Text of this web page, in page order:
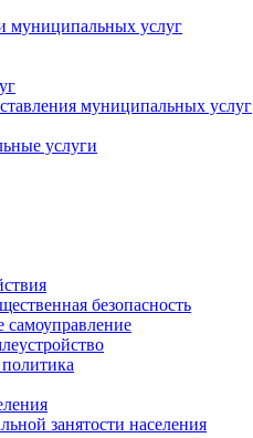
муниципальных услуг
муниципальных услуг
услуги
безопасность
самоуправление
занятости населения